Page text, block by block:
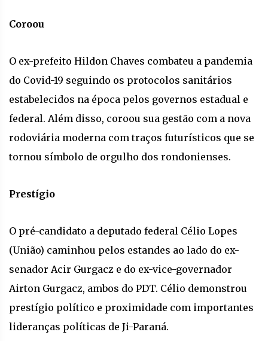
Coroou
O ex-prefeito Hildon Chaves combateu a pandemia
do Covid-19 seguindo os protocolos sanitários
estabelecidos na época pelos governos estadual e
federal. Além disso, coroou sua gestão com a nova
rodoviária moderna com traços futurísticos que se
tornou símbolo de orgulho dos rondonienses.
Prestígio
O pré-candidato a deputado federal Célio Lopes
(União) caminhou pelos estandes ao lado do ex-
senador Acir Gurgacz e do ex-vice-governador
Airton Gurgacz, ambos do PDT. Célio demonstrou
prestígio político e proximidade com importantes
lideranças políticas de Ji-Paraná.